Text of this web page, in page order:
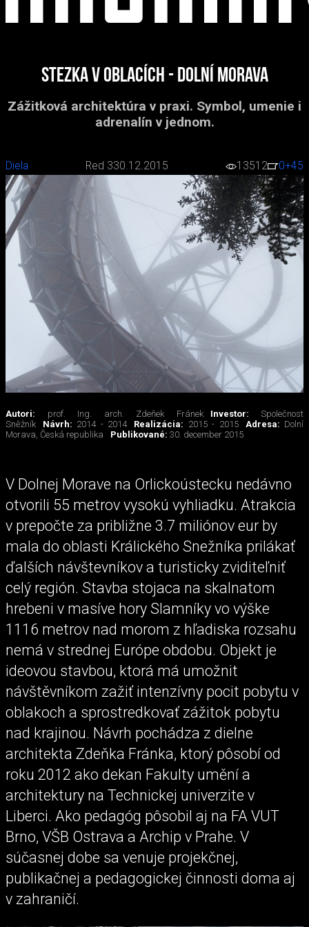
Stezka v oblacích - Dolní Morava
Zážitková architektúra v praxi. Symbol, umenie i
adrenalín v jednom.
Diela Red 330.12.2015 13512 0+45
Autori: prof. Ing. arch. Zdeňek Fránek Investor: Společnost
Sněžník
Návrh: 2014 - 2014 Realizácia: 2015 - 2015 Adresa: Dolní
Morava, Česká republika
Publikované: 30. december 2015
V Dolnej Morave na Orlickoústecku nedávno
otvorili 55 metrov vysokú vyhliadku. Atrakcia
v prepočte za približne 3.7 miliónov eur by
mala do oblasti Králického Snežníka prilákať
ďalších návštevníkov a turisticky zviditeľniť
celý región. Stavba stojaca na skalnatom
hrebeni v masíve hory Slamníky vo výške
1116 metrov nad morom z hľadiska rozsahu
nemá v strednej Európe obdobu. Objekt je
ideovou stavbou, ktorá má umožnit
návštěvníkom zažiť intenzívny pocit pobytu v
oblakoch a sprostredkovať zážitok pobytu
nad krajinou. Návrh pochádza z dielne
architekta Zdeňka Fránka, ktorý pôsobí od
roku 2012 ako dekan Fakulty umění a
architektury na Technickej univerzite v
Liberci. Ako pedagóg pôsobil aj na FA VUT
Brno, VŠB Ostrava a Archip v Prahe. V
súčasnej dobe sa venuje projekčnej,
publikačnej a pedagogickej činnosti doma aj
v zahraničí.